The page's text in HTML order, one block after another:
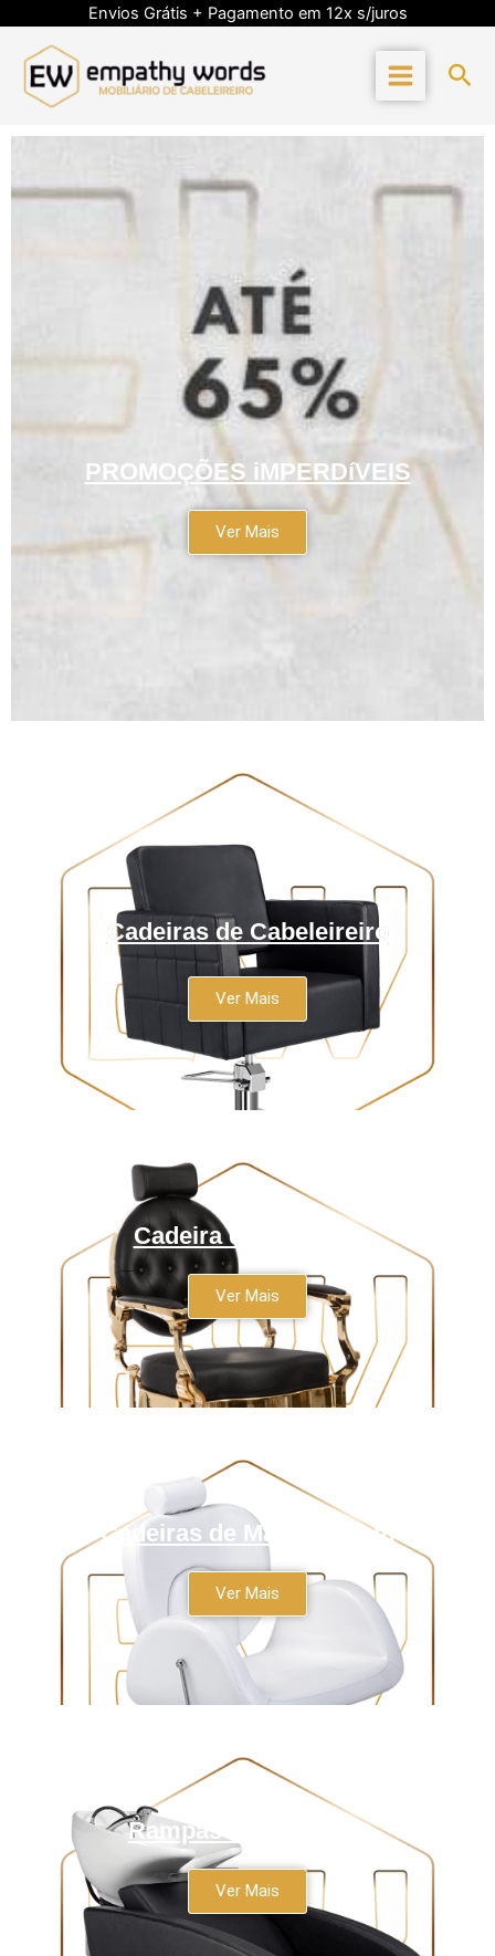
Envios Grátis + Pagamento em 12x s/juros
content
PROMOÇÕES iMPERDíVEIS
Ver Mais
Cadeiras de Cabeleireiro
Ver Mais
Cadeira de Barbeiro
Ver Mais
Cadeiras de Maquilhagem
Ver Mais
Rampas de Lavagem
Ver Mais